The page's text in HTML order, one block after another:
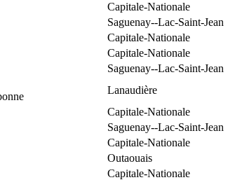
Capitale-Nationale
Saguenay--Lac-Saint-Jean
Capitale-Nationale
Capitale-Nationale
Saguenay--Lac-Saint-Jean
Lanaudière
Capitale-Nationale
Saguenay--Lac-Saint-Jean
Capitale-Nationale
Outaouais
Capitale-Nationale